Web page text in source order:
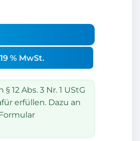
19 % MwSt.
Abs. 3 Nr. 1 UStG
erfüllen. Dazu an